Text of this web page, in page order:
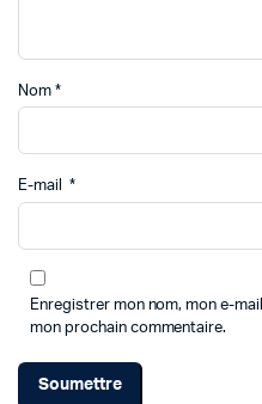
Nom *
E-mail *
Enregistrer mon nom, mon e-
mon prochain commentaire.